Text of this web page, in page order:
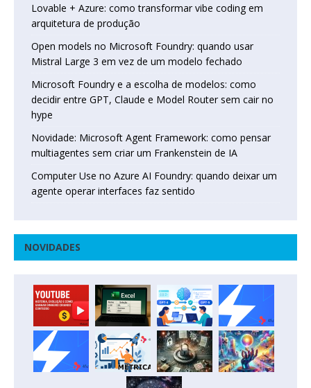
Lovable + Azure: como transformar vibe coding em
arquitetura de produção
Open models no Microsoft Foundry: quando usar
Mistral Large 3 em vez de um modelo fechado
Microsoft Foundry e a escolha de modelos: como
decidir entre GPT, Claude e Model Router sem cair no
hype
Novidade: Microsoft Agent Framework: como pensar
multiagentes sem criar um Frankenstein de IA
Computer Use no Azure AI Foundry: quando deixar um
agente operar interfaces faz sentido
NOVIDADES